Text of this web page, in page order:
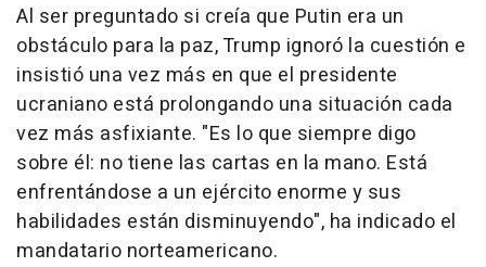
Al ser preguntado si creía que Putin era un
obstáculo para la paz, Trump ignoró la cuestión e
insistió una vez más en que el presidente
ucraniano está prolongando una situación cada
vez más asfixiante. "Es lo que siempre digo
sobre él: no tiene las cartas en la mano. Está
enfrentándose a un ejército enorme y sus
habilidades están disminuyendo", ha indicado el
mandatario norteamericano.